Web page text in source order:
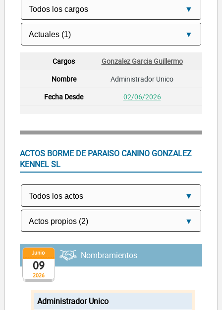
Gonzalez Garcia Guillermo
Administrador Unico
02/06/2026
ACTOS BORME DE PARAISO CANINO GONZALEZ
KENNEL SL
2026
Junio
09
Nombramientos
Administrador Unico